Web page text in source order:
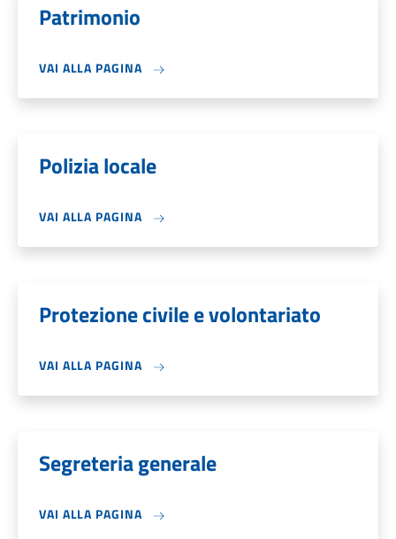
Patrimonio
VAI ALLA PAGINA
Polizia locale
VAI ALLA PAGINA
Protezione civile e volontariato
VAI ALLA PAGINA
Segreteria generale
VAI ALLA PAGINA